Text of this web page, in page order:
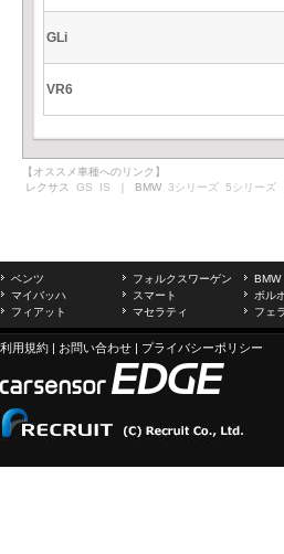
GLi
VR6
【オススメ車種へのリンク】
レクサス GS IS ｜ BMW 3シリーズ 5シリーズ
ベンツ フォルクスワーゲン BMW
マイバッハ
スマート ボル
フィアット
マセラティ フェ
利用規約 | お問い合わせ | プライバシーポリシー